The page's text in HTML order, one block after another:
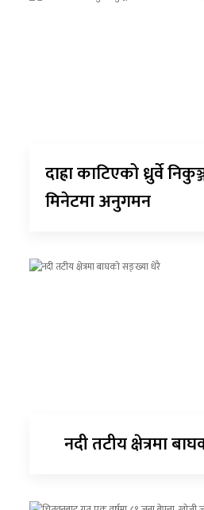
दाह्रा काटिएको ध्रुर्वे
मिनेटमा अनुगमन
नदी तटीय क्षेत्रमा